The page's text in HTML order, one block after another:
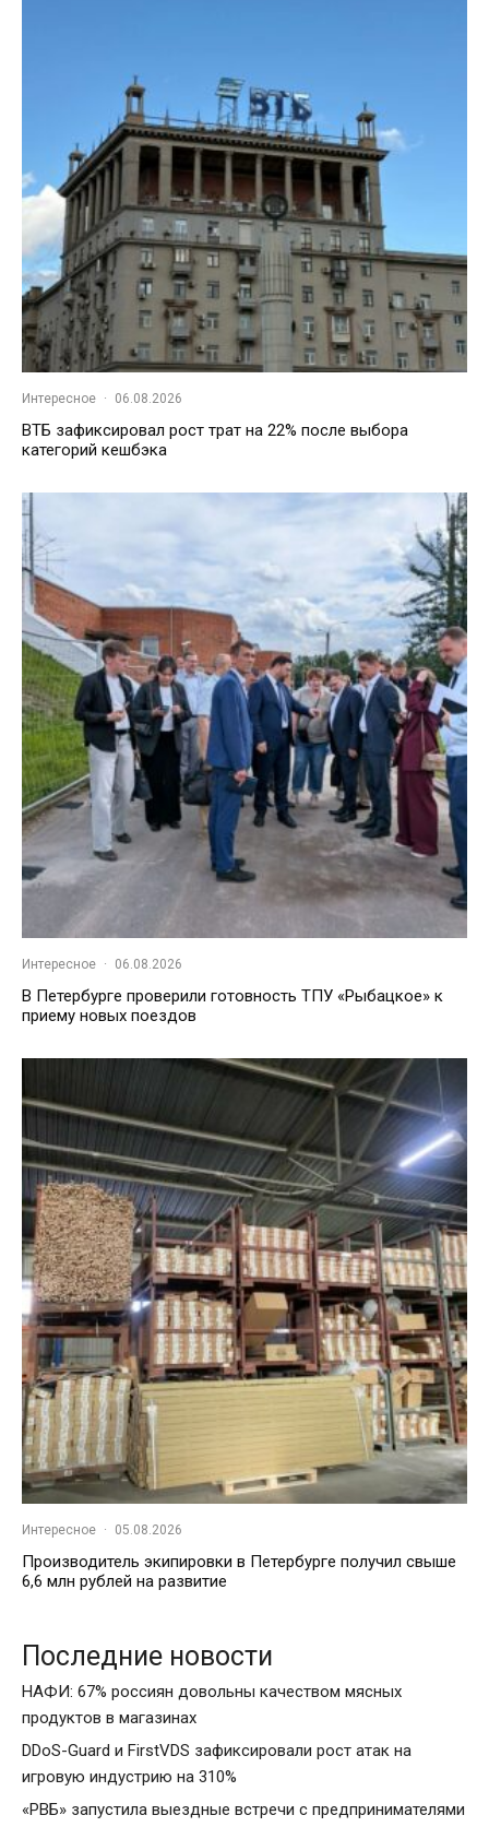
Интересное · 06.08.2026
ВТБ зафиксировал рост трат на 22% после выбора
категорий кешбэка
Интересное · 06.08.2026
В Петербурге проверили готовность ТПУ «Рыбацкое» к
приему новых поездов
Интересное · 05.08.2026
Производитель экипировки в Петербурге получил свыше
6,6 млн рублей на развитие
Последние новости
НАФИ: 67% россиян довольны качеством мясных
продуктов в магазинах
DDoS-Guard и FirstVDS зафиксировали рост атак на
игровую индустрию на 310%
«РВБ» запустила выездные встречи с предпринимателями